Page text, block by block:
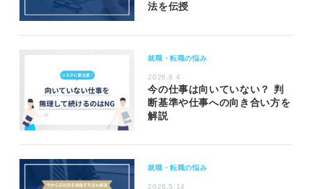
法を伝授
就職・転職の悩み
2026.8.4
今の仕事は向いていない？ 判
断基準や仕事への向き合い方を
解説
就職・転職の悩み
2026.5.14